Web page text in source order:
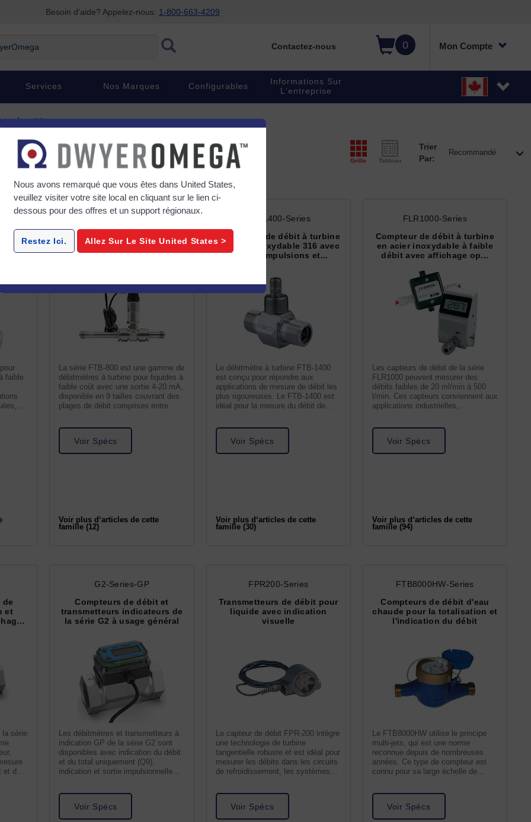
Besoin d'aide? Appelez-nous: 1-800-663-4209
0 Mon Compte
Contactez-nous
Services Nos Marques Configurables
Informations Sur
L'entreprise
à turbine
Grille Tableau
Trier
Par:
faible
FTB-800-Series
Compteur de débit à turbine
liquide en acier inoxydable
304, sortie de 4 à 20 mA
La série FTB-800 est une gamme de
débitmètres à turbine pour liquides à
faible coût avec une sortie 4-20 mA,
disponible en 9 tailles couvrant des
plages de débit comprises entre
Voir Spécs
Voir plus d‘articles de cette
famille (12)
FTB1400-Series
Compteurs de débit à turbine
en acier inoxydable 316 avec
sortie d'impulsions et...
Le débitmètre à turbine FTB-1400
est conçu pour répondre aux
applications de mesure de débit les
plus rigoureuses. Le FTB-1400 est
idéal pour la mesure du débit de
Voir Spécs
Voir plus d‘articles de cette
famille (30)
FLR1000-Series
Compteur de débit à turbine
en acier inoxydable à faible
débit avec affichage op...
Les capteurs de débit de la série
FLR1000 peuvent mesurer des
débits faibles de 20 ml/min à 500
l/min. Ces capteurs conviennent aux
applications industrielles,
Voir Spécs
Voir plus d‘articles de cette
famille (94)
de
et
la série
et de
G2-Series-GP
Compteurs de débit et
transmetteurs indicateurs de
la série G2 à usage général
Les débitmètres et transmetteurs à
indication GP de la série G2 sont
disponibles avec indication du débit
et du total uniquement (Q9),
indication et sortie impulsionnelle
Voir Spécs
FPR200-Series
Transmetteurs de débit pour
liquide avec indication
visuelle
Le capteur de débit FPR-200 intègre
une technologie de turbine
tangentielle robuste et est idéal pour
mesurer les débits dans les circuits
de refroidissement, les systèmes
Voir Spécs
FTB8000HW-Series
Compteurs de débit d'eau
chaude pour la totalisation et
l'indication du débit
Le FTB8000HW utilise le principe
multi-jets, qui est une norme
reconnue depuis de nombreuses
années. Ce type de compteur est
connu pour sa large échelle de
Voir Spécs
Nous avons remarqué que vous êtes dans United States,
veuillez visiter votre site local en cliquant sur le lien ci-
dessous pour des offres et un support régionaux.
Restez Ici. Allez Sur Le SiteUnited States >